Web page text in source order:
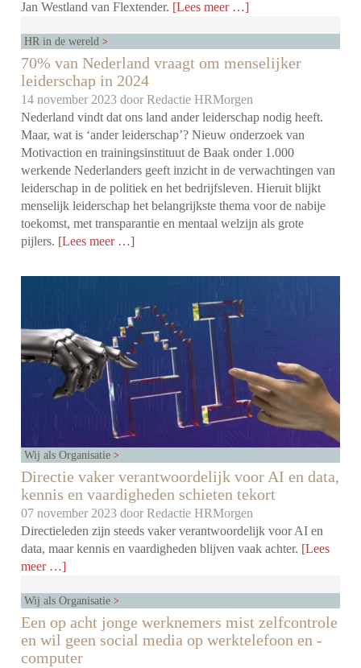
Jan Westland van Flextender. [Lees meer …]
HR in de wereld
70% van Nederland vraagt om menselijker
leiderschap in 2024
14 november 2023 doorRedactie HRMorgen
Nederland vindt dat ons land ander leiderschap nodig heeft.
Maar, wat is ‘ander leiderschap’? Nieuw onderzoek van
Motivaction en trainingsinstituut de Baak onder 1.000
werkende Nederlanders geeft inzicht in de verwachtingen van
leiderschap in de politiek en het bedrijfsleven. Hieruit blijkt
menselijk leiderschap het belangrijkste thema voor de nabije
toekomst, met transparantie en mentaal welzijn als grote
pijlers. [Lees meer …]
Wij als Organisatie
Directie vaker verantwoordelijk voor AI en data,
kennis en vaardigheden schieten tekort
07 november 2023 doorRedactie HRMorgen
Directieleden zijn steeds vaker verantwoordelijk voor AI en
data, maar kennis en vaardigheden blijven vaak achter. [Lees
meer …]
Wij als Organisatie
Een op acht jonge werknemers mist zelfcontrole
en wil geen social media op werktelefoon en -
computer